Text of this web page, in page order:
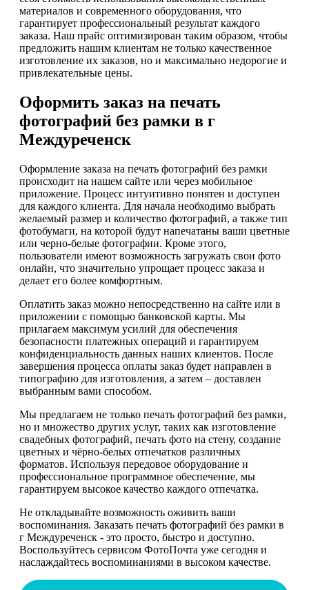
материалов и современного оборудования, что
гарантирует профессиональный результат каждого
заказа. Наш прайс оптимизирован таким образом, чтобы
предложить нашим клиентам не только качественное
изготовление их заказов, но и максимально недорогие и
привлекательные цены.
Оформить заказ на печать
фотографий без рамки в г
Междуреченск
Оформление заказа на печать фотографий без рамки
происходит на нашем сайте или через мобильное
приложение. Процесс интуитивно понятен и доступен
для каждого клиента. Для начала необходимо выбрать
желаемый размер и количество фотографий, а также тип
фотобумаги, на которой будут напечатаны ваши цветные
или черно-белые фотографии. Кроме этого,
пользователи имеют возможность загружать свои фото
онлайн, что значительно упрощает процесс заказа и
делает его более комфортным.
Оплатить заказ можно непосредственно на сайте или в
приложении с помощью банковской карты. Мы
прилагаем максимум усилий для обеспечения
безопасности платежных операций и гарантируем
конфиденциальность данных наших клиентов. После
завершения процесса оплаты заказ будет направлен в
типографию для изготовления, а затем – доставлен
выбранным вами способом.
Мы предлагаем не только печать фотографий без рамки,
но и множество других услуг, таких как изготовление
свадебных фотографий, печать фото на стену, создание
цветных и чёрно-белых отпечатков различных
форматов. Используя передовое оборудование и
профессиональное программное обеспечение, мы
гарантируем высокое качество каждого отпечатка.
Не откладывайте возможность оживить ваши
воспоминания. Заказать печать фотографий без рамки в
г Междуреченск - это просто, быстро и доступно.
Воспользуйтесь сервисом ФотоПочта уже сегодня и
наслаждайтесь воспоминаниями в высоком качестве.